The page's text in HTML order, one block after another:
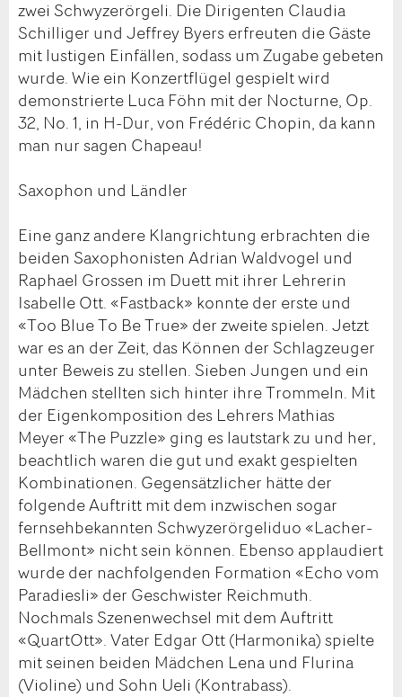
zwei Schwyzerörgeli. Die Dirigenten Claudia
Schilliger und Jeffrey Byers erfreuten die Gäste
mit lustigen Einfällen, sodass um Zugabe gebeten
wurde. Wie ein Konzertflügel gespielt wird
demonstrierte Luca Föhn mit der Nocturne, Op.
32, No. 1, in H-Dur, von Frédéric Chopin, da kann
man nur sagen Chapeau!
Saxophon und Ländler
Eine ganz andere Klangrichtung erbrachten die
beiden Saxophonisten Adrian Waldvogel und
Raphael Grossen im Duett mit ihrer Lehrerin
Isabelle Ott. «Fastback» konnte der erste und
«Too Blue To Be True» der zweite spielen. Jetzt
war es an der Zeit, das Können der Schlagzeuger
unter Beweis zu stellen. Sieben Jungen und ein
Mädchen stellten sich hinter ihre Trommeln. Mit
der Eigenkomposition des Lehrers Mathias
Meyer «The Puzzle» ging es lautstark zu und her,
beachtlich waren die gut und exakt gespielten
Kombinationen. Gegensätzlicher hätte der
folgende Auftritt mit dem inzwischen sogar
fernsehbekannten Schwyzerörgeliduo «Lacher-
Bellmont» nicht sein können. Ebenso applaudiert
wurde der nachfolgenden Formation «Echo vom
Paradiesli» der Geschwister Reichmuth.
Nochmals Szenenwechsel mit dem Auftritt
«QuartOtt». Vater Edgar Ott (Harmonika) spielte
mit seinen beiden Mädchen Lena und Flurina
(Violine) und Sohn Ueli (Kontrabass).